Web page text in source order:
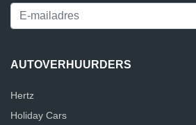
AUTOVERHUURDERS
Hertz
Holiday Cars